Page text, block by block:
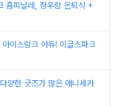
피날레, 정우람 은퇴식 +
이스링크 아듀! 이글스파크
양한 굿즈가 많은 애니세카